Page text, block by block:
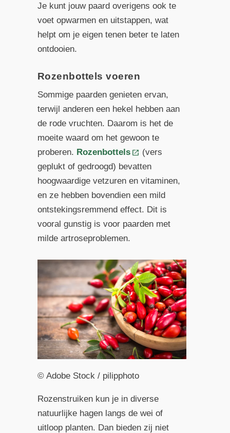
Je kunt jouw paard overigens ook te
voet opwarmen en uitstappen, wat
helpt om je eigen tenen beter te laten
ontdooien.
Rozenbottels voeren
Sommige paarden genieten ervan,
terwijl anderen een hekel hebben aan
de rode vruchten. Daarom is het de
moeite waard om het gewoon te
proberen. Rozenbottels
(vers
geplukt of gedroogd) bevatten
hoogwaardige vetzuren en vitaminen,
en ze hebben bovendien een mild
ontstekingsremmend effect. Dit is
vooral gunstig is voor paarden met
milde artroseproblemen.
© Adobe Stock / pilipphoto
Rozenstruiken kun je in diverse
natuurlijke hagen langs de wei of
uitloop planten. Dan bieden zij niet